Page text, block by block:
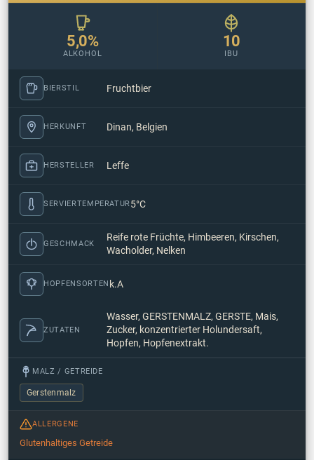
5,0%
ALKOHOL
10
IBU
BIERSTIL Fruchtbier
HERKUNFT Dinan, Belgien
HERSTELLER Leffe
SERVIERTEMPERATUR5°C
GESCHMACK
Reife rote Früchte, Himbeeren, Kirschen,
Wacholder, Nelken
HOPFENSORTEN k.A
ZUTATEN
Wasser, GERSTENMALZ, GERSTE, Mais,
Zucker, konzentrierter Holundersaft,
Hopfen, Hopfenextrakt.
MALZ / GETREIDE
Gerstenmalz
ALLERGENE
Glutenhaltiges Getreide